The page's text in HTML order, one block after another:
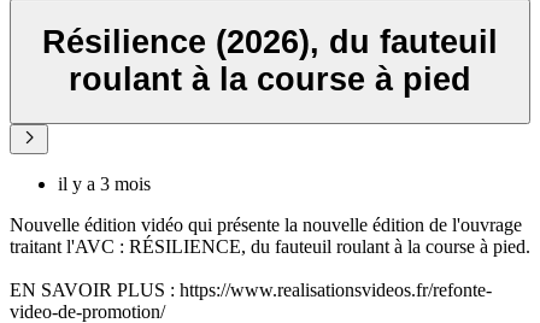
Résilience (2026), du fauteuil
roulant à la course à pied
il y a 3 mois
Nouvelle édition vidéo qui présente la nouvelle édition de l'ouvrage
traitant l'AVC : RÉSILIENCE, du fauteuil roulant à la course à pied.
EN SAVOIR PLUS : https://www.realisationsvideos.fr/refonte-
video-de-promotion/